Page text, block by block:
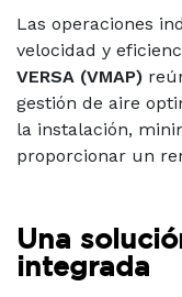
Las operaciones
velocidad y
VERSA (VMAP)
gestión de aire
la instalación,
proporcionar un
Una
integrada